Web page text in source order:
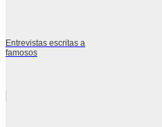
Entrevistas escritas a
famosos